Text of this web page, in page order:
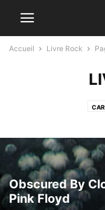
Accueil Livre Rock
Obscured By
Pink Floyd